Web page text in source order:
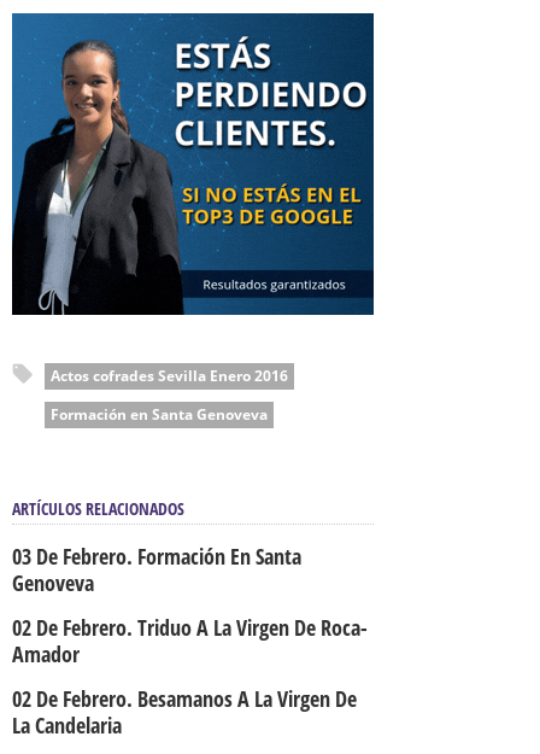
Actos cofrades Sevilla Enero 2016
Formación en Santa Genoveva
ARTÍCULOS RELACIONADOS
03 De Febrero. Formación En Santa
Genoveva
02 De Febrero. Triduo A La Virgen De Roca-
Amador
02 De Febrero. Besamanos A La Virgen De
La Candelaria